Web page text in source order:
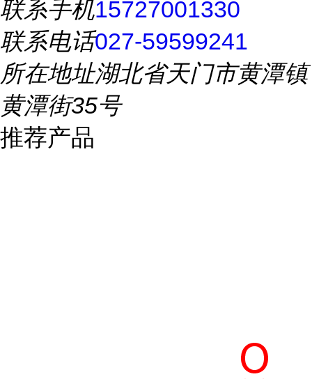
联系手机15727001330
联系电话027-59599241
所在地址湖北省天门市黄潭镇
黄潭街35号
推荐产品